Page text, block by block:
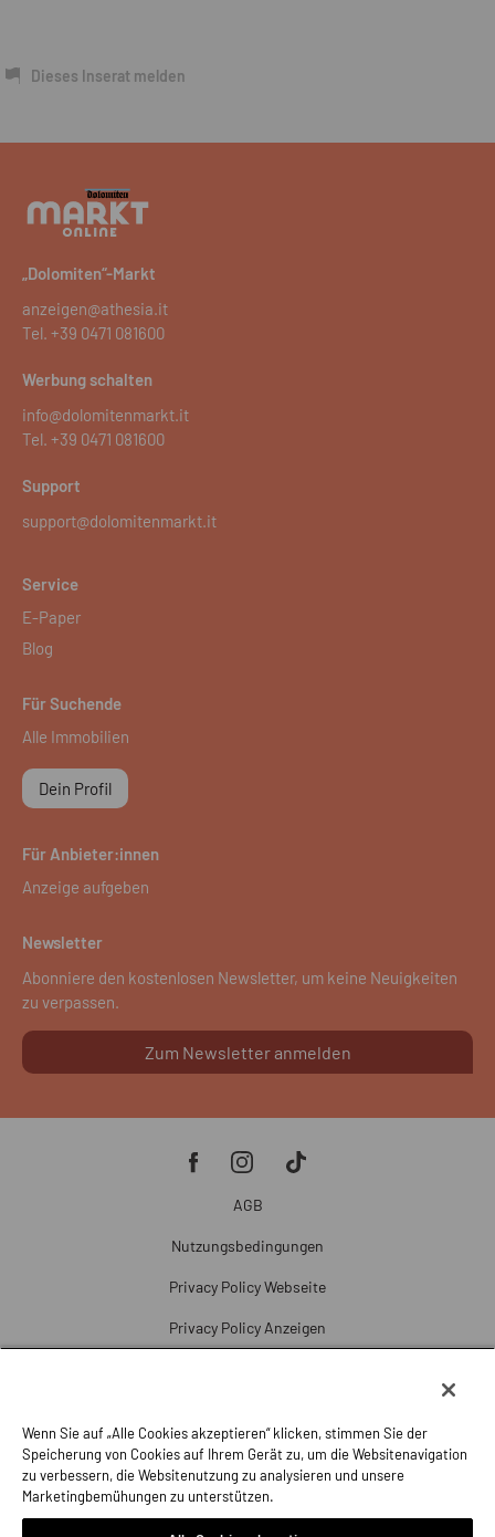
Dieses Inserat melden
„Dolomiten“-Markt
anzeigen@athesia.it
Tel. +39 0471 081600
Werbung schalten
info@dolomitenmarkt.it
Tel. +39 0471 081600
Support
support@dolomitenmarkt.it
Service
E-Paper
Blog
Für Suchende
Alle Immobilien
Dein Profil
Für Anbieter:innen
Anzeige aufgeben
Newsletter
Abonniere den kostenlosen Newsletter, um keine Neuigkeiten
zu verpassen.
Zum Newsletter anmelden
AGB
Nutzungsbedingungen
Privacy Policy Webseite
Privacy Policy Anzeigen
Beschwerde
Impressum
Wenn Sie auf „Alle Cookies akzeptieren“ klicken, stimmen Sie der
Speicherung von Cookies auf Ihrem Gerät zu, um die Websitenavigation
zu verbessern, die Websitenutzung zu analysieren und unsere
Marketingbemühungen zu unterstützen.